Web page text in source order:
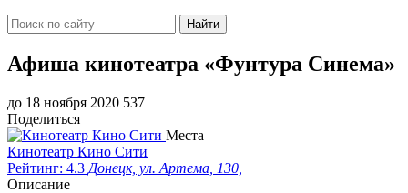
Найти
Афиша кинотеатра «Фунтура Синема»
до 18 ноября 2020 537
Поделиться
Места
Кинотеатр Кино Сити
Рейтинг: 4.3 Донецк, ул. Артема, 130,
Описание